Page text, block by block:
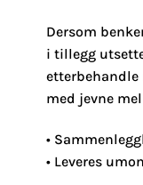
Dersom
i tillegg
etterbehandle
med jevne
•
• Leveres